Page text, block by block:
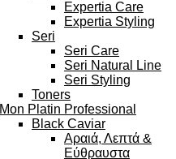
Expertia Care
Expertia Styling
Seri
Seri Care
Seri Natural Line
Seri Styling
Toners
Mon Platin Professional
Black Caviar
Αραιά, Λεπτά &
Εύθραυστα